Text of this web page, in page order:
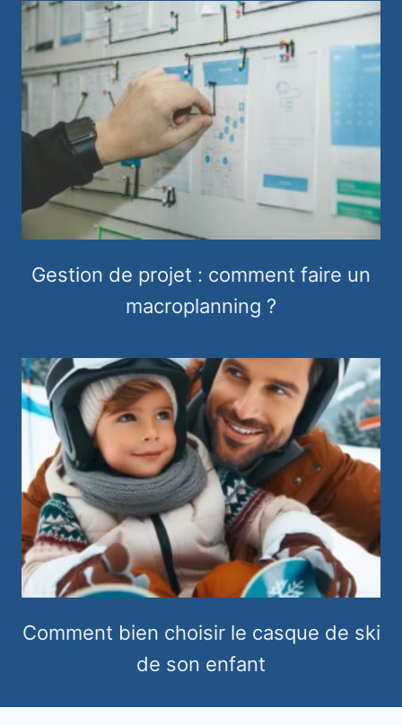
Gestion de projet : comment faire un
macroplanning ?
Comment bien choisir le casque de ski
de son enfant